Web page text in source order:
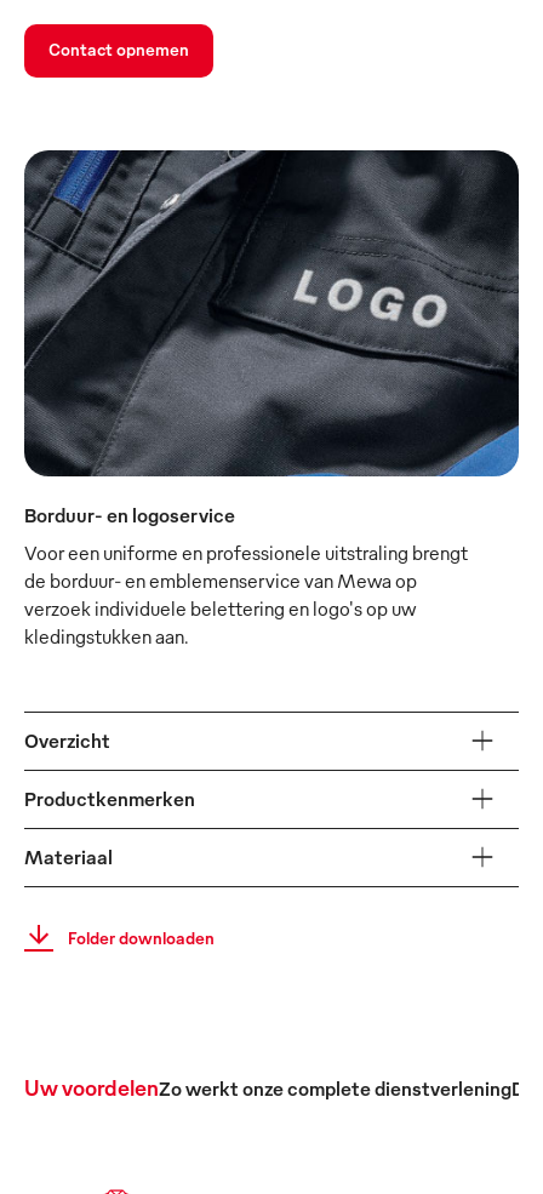
Contact opnemen
Borduur- en logoservice
Voor een uniforme en professionele uitstraling brengt
de borduur- en emblemenservice van Mewa op
verzoek individuele belettering en logo's op uw
kledingstukken aan.
Overzicht
Productkenmerken
Materiaal
Folder downloaden
Uw voordelenZo werkt onze complete dienstverleningDe